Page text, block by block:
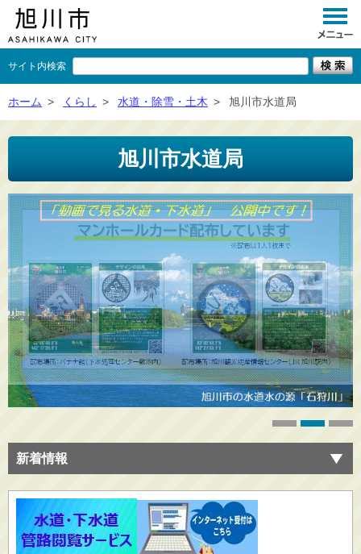
サイト内検索
くらし
観光
事業者向け
施設一覧
市政情報
×閉じる
ホーム > くらし > 水道・除雪・土木 > 旭川市水道局
旭川市水道局
新着情報